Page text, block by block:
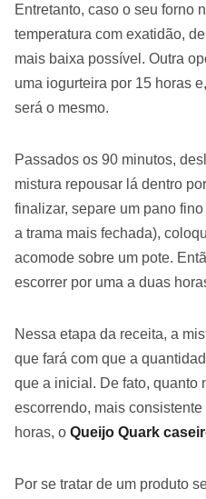
Entretanto, caso o seu forno
temperatura com exatidão,
mais baixa possível. Outra
uma iogurteira por 15 horas
será o mesmo.
Passados os 90 minutos,
mistura repousar lá dentro
finalizar, separe um pano
a trama mais fechada),
acomode sobre um pote.
escorrer por uma a duas
Nessa etapa da receita, a
que fará com que a
que a inicial. De fato, quanto
escorrendo, mais
horas, o Queijo Quark
Por se tratar de um produto